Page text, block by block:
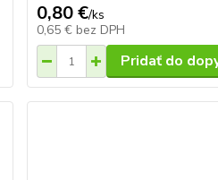
0,80 €/ks
0,65 € bez DPH
Pridať do